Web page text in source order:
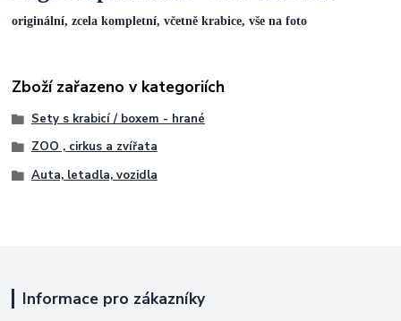
originální, zcela kompletní, včetně krabice, vše na foto
Zboží zařazeno v kategoriích
Sety s krabicí / boxem - hrané
ZOO , cirkus a zvířata
Auta, letadla, vozidla
Informace pro zákazníky